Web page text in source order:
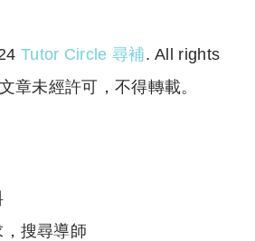
Tutor Circle 尋補. All rights
章未經許可，不得轉載。
搜尋導師